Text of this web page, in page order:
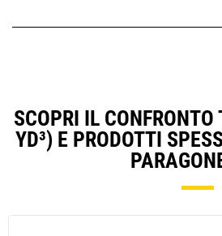
SCOPRI IL
YD³) E PRODOTTI